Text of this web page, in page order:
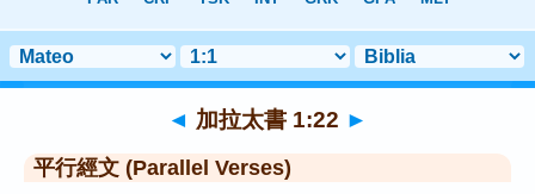
> 聖經金句 22
◄ 加拉太書 1:22 ►
平行經文 (Parallel Verses)